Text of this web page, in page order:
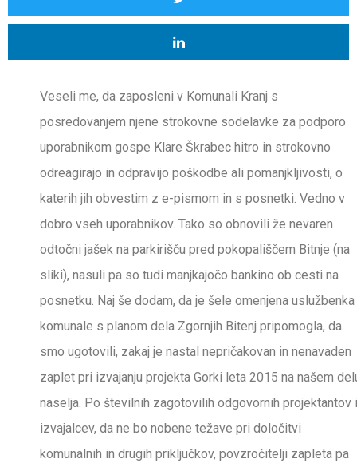
Veseli me, da zaposleni v Komunali Kranj s
posredovanjem njene strokovne sodelavke za podporo
uporabnikom gospe Klare Škrabec hitro in strokovno
odreagirajo in odpravijo poškodbe ali pomanjkljivosti, o
katerih jih obvestim z e-pismom in s posnetki. Vedno v
dobro vseh uporabnikov. Tako so obnovili že nevaren
odtočni jašek na parkirišču pred pokopališčem Bitnje (na
sliki), nasuli pa so tudi manjkajočo bankino ob cesti na
posnetku. Naj še dodam, da je šele omenjena uslužbenka
komunale s planom dela Zgornjih Bitenj pripomogla, da
smo ugotovili, zakaj je nastal nepričakovan in nenavaden
zaplet pri izvajanju projekta Gorki leta 2015 na našem
naselja. Po številnih zagotovilih odgovornih projektantov
izvajalcev, da ne bo nobene težave pri določitvi
komunalnih in drugih priključkov, povzročitelji zapleta pa